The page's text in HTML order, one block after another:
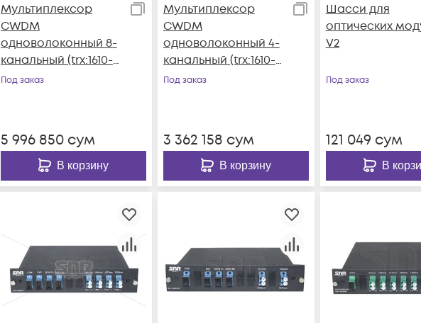
Мультиплексор
CWDM
одноволоконный 8-
канальный (trx:1610-
1390, 1470-1310), в
Под заказ
5 996 850сум
В корзину
Мультиплексор
CWDM
одноволоконный 4-
канальный (trx:1610-
1550, 1470-1530), в
Под заказ
3 362 158 сум
В корзину
Шасси для
оптических
V2
Под заказ
121 049 сум
В